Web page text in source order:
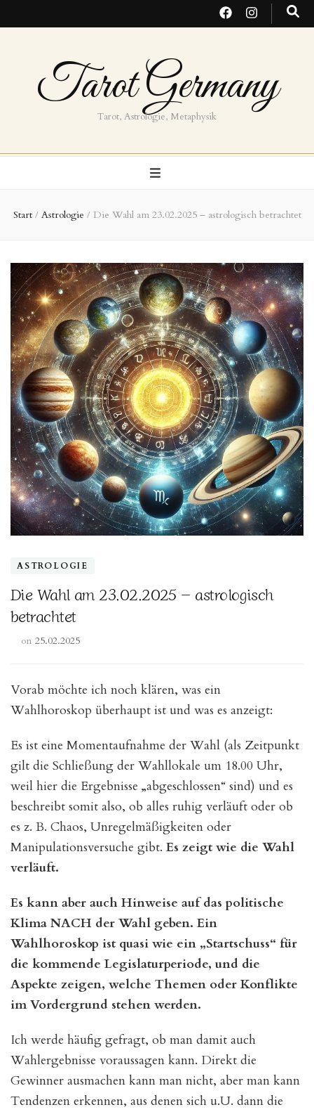
Tarot Germany
Tarot, Astrologie, Metaphysik
Start / Astrologie / Die Wahl am 23.02.2025 – astrologisch betrachtet
ASTROLOGIE
Die Wahl am 23.02.2025 – astrologisch
betrachtet
on 25.02.2025
Vorab möchte ich noch klären, was ein
Wahlhoroskop überhaupt ist und was es anzeigt:
Es ist eine Momentaufnahme der Wahl (als Zeitpunkt
gilt die Schließung der Wahllokale um 18.00 Uhr,
weil hier die Ergebnisse „abgeschlossen“ sind) und es
beschreibt somit also, ob alles ruhig verläuft oder ob
es z. B. Chaos, Unregelmäßigkeiten oder
Manipulationsversuche gibt.Es zeigt wie die Wahl
verläuft.
Es kann aber auch Hinweise auf das politische
Klima NACH der Wahl geben. Ein
Wahlhoroskop ist quasi wie ein „Startschuss“ für
die kommende Legislaturperiode, und die
Aspekte zeigen, welche Themen oder Konflikte
im Vordergrund stehen werden.
Ich werde häufig gefragt, ob man damit auch
Wahlergebnisse voraussagen kann. Direkt die
Gewinner ausmachen kann man nicht, aber man kann
Tendenzen erkennen, aus denen sich u.U. dann die